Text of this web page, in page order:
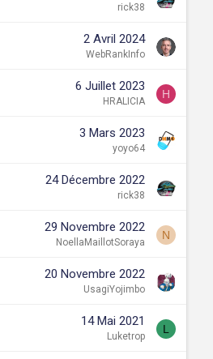
rick38
2 Avril 2024
WebRankInfo
6 Juillet 2023
HRALICIA
H
3 Mars 2023
yoyo64
24 Décembre 2022
rick38
29 Novembre 2022
NoellaMaillotSoraya
N
20 Novembre 2022
UsagiYojimbo
14 Mai 2021
Luketrop
L